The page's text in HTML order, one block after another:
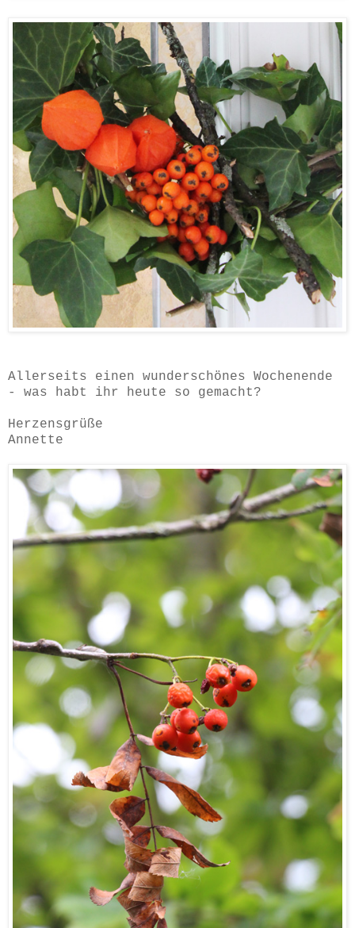
Allerseits einen wunderschönes Wochenende
- was habt ihr heute so gemacht?
Herzensgrüße
Annette